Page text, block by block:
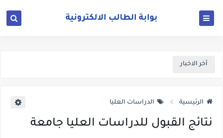
أخر الاخبار
الرئيسية الدراسات العليا
نتائج القبول للدراسات العليا جامعة